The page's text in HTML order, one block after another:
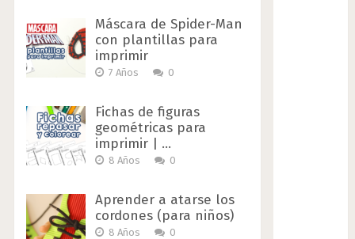
Máscara de Spider-Man
con plantillas para
imprimir
7 Años 0
Fichas de figuras
geométricas para
imprimir | …
8 Años 0
Aprender a atarse los
cordones (para niños)
8 Años 0